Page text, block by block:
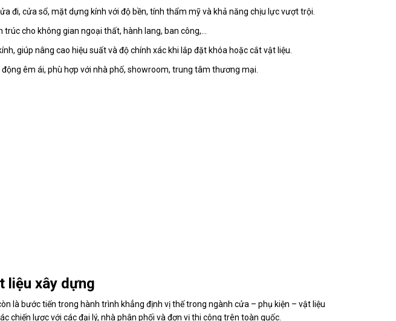
đi, cửa sổ, mặt dựng kính với độ bền, tính thẩm mỹ và khả năng chịu lực vượt trội.
cho không gian ngoại thất, hành lang, ban công,...
giúp nâng cao hiệu suất và độ chính xác khi lắp đặt khóa hoặc cắt vật liệu.
êm ái, phù hợp với nhà phố, showroom, trung tâm thương mại.
liệu xây dựng
là bước tiến trong hành trình khẳng định vị thế trong ngành cửa – phụ kiện – vật liệu
chiến lược với các đại lý, nhà phân phối và đơn vị thi công trên toàn quốc.